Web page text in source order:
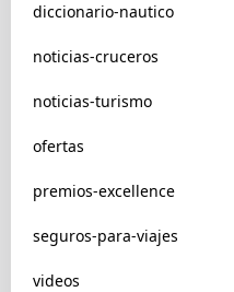
diccionario-nautico
noticias-cruceros
noticias-turismo
ofertas
premios-excellence
seguros-para-viajes
videos